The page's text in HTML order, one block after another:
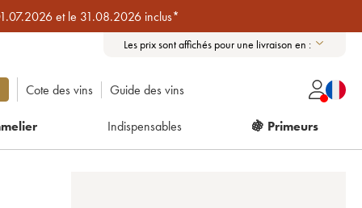
et le 31.08.2026 inclus*
Les prix sont affichés pour une livraison en :
Cote des vins Guide des vins
Indispensables 🍇 Primeurs